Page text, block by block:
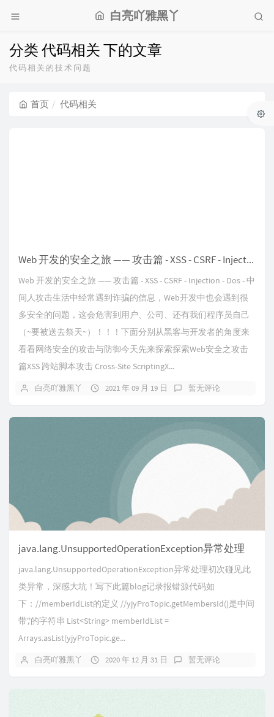
白亮吖雅黑丫
分类 代码相关 下的文章
代码相关的技术问题
首页 代码相关
Web 开发的安全之旅 —— 攻击篇 - XSS - CSRF - Injection - Dos - 中间人攻击
Web 开发的安全之旅 —— 攻击篇 - XSS - CSRF - Injection - Dos - 中
间人攻击生活中经常遇到诈骗的信息，Web开发中也会遇到很
多安全的问题，这会危害到用户、公司、还有我们程序员自己
（~要被送去祭天~）！！！下面分别从黑客与开发者的角度来
看看网络安全的攻击与防御今天先来探索探索Web安全之攻击
篇XSS 跨站脚本攻击 Cross-Site ScriptingX...
白亮吖雅黑丫 2021 年 09 月 19 日 暂无评论
java.lang.UnsupportedOperationException异常处理
java.lang.UnsupportedOperationException异常处理初次碰见此
类异常，深感大坑！写下此篇blog记录报错源代码如
下：//memberIdList的定义 //yjyProTopic.getMembersId()是中间
带','的字符串 List<String> memberIdList =
Arrays.asList(yjyProTopic.ge...
白亮吖雅黑丫 2020 年 12 月 31 日 暂无评论